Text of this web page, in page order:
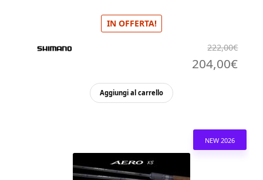
IN OFFERTA!
222,00€
222,00€.
204,00€Il
Aggiungi al carrello
NEW 2026